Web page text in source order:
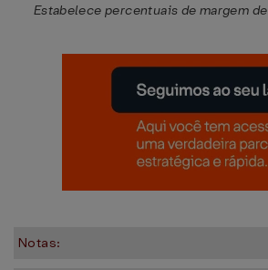
Estabelece percentuais de margem
Notas: